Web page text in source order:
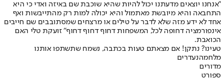
"אנחנו יוצאים מדעתנו יכול להיות שהיא שוכבת שם באיזה ואדי כי היא
התחבאה והיא מיובשת מאתמול והיא יכולה למות רק מהתייבשות ואף
אחד לא ידע מזה שלא לדבר על טילים או מרצחים שמסתובבים שם חייבים
אינפורמציה דחופה לכל, המשפחות דחוף דחוף דחוף" זועקת טלי האם
הכואבת.
טעינו? נתקן! אם מצאתם טעות בכתבה, נשמח שתשתפו אותנו
מלחמהנעדרים
מדורים
ספורט